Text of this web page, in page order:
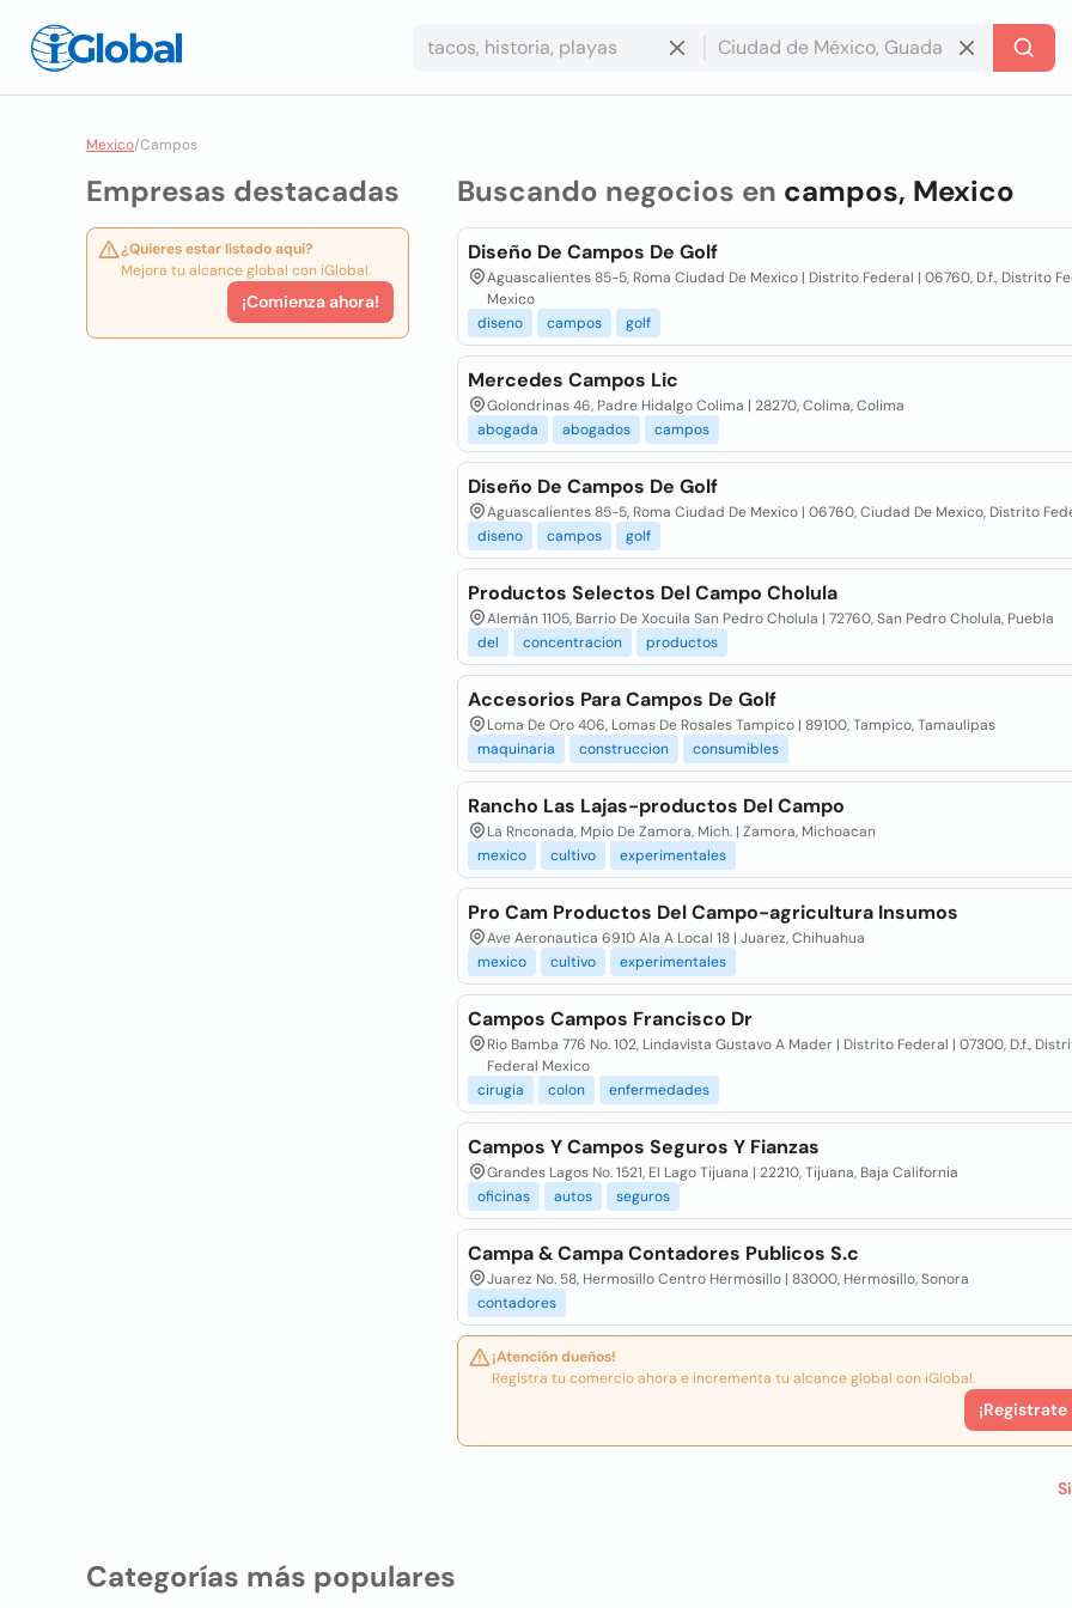
Mexico/Campos
Empresas destacadas
¿Quieres estar listado aquí?
Mejora tu alcance global con iGlobal.
¡Comienza ahora!
Buscando negocios en campos, Mexico
Diseño De Campos De Golf
Aguascalientes 85-5, Roma Ciudad De Mexico | Distrito Federal | 06760, D.f., Distrito
Mexico
diseno
campos golf
Mercedes Campos Lic
Golondrinas 46, Padre Hidalgo Colima | 28270, Colima, Colima
abogada
abogados campos
Diseño De Campos De Golf
Aguascalientes 85-5, Roma Ciudad De Mexico | 06760, Ciudad De Mexico, Distrito
diseno
campos golf
Productos Selectos Del Campo Cholula
Alemán 1105, Barrio De Xocuila San Pedro Cholula | 72760, San Pedro Cholula, Puebla
del
concentracion productos
Accesorios Para Campos De Golf
Loma De Oro 406, Lomas De Rosales Tampico | 89100, Tampico, Tamaulipas
maquinaria
construccion consumibles
Rancho Las Lajas-productos Del Campo
La Rnconada, Mpio De Zamora, Mich. | Zamora, Michoacan
mexico
cultivo experimentales
Pro Cam Productos Del Campo-agricultura Insumos
Ave Aeronautica 6910 Ala A Local 18 | Juarez, Chihuahua
mexico
cultivo experimentales
Campos Campos Francisco Dr
Rio Bamba 776 No. 102, Lindavista Gustavo A Mader | Distrito Federal | 07300, D.f.,
Federal Mexico
cirugia
colon enfermedades
Campos Y Campos Seguros Y Fianzas
Grandes Lagos No. 1521, El Lago Tijuana | 22210, Tijuana, Baja California
oficinas
autos seguros
Campa & Campa Contadores Publicos S.c
Juarez No. 58, Hermosillo Centro Hermosillo | 83000, Hermosillo, Sonora
contadores
¡Atención dueños!
Registra tu comercio ahora e incrementa tu alcance global con iGlobal.
Categorías más populares